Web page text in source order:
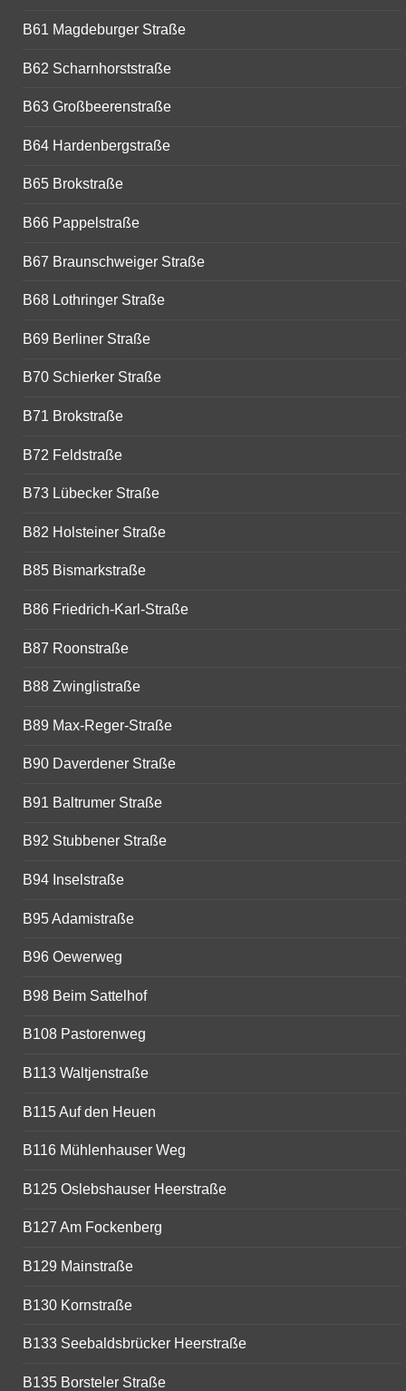
B61 Magdeburger Straße
B62 Scharnhorststraße
B63 Großbeerenstraße
B64 Hardenbergstraße
B65 Brokstraße
B66 Pappelstraße
B67 Braunschweiger Straße
B68 Lothringer Straße
B69 Berliner Straße
B70 Schierker Straße
B71 Brokstraße
B72 Feldstraße
B73 Lübecker Straße
B82 Holsteiner Straße
B85 Bismarkstraße
B86 Friedrich-Karl-Straße
B87 Roonstraße
B88 Zwinglistraße
B89 Max-Reger-Straße
B90 Daverdener Straße
B91 Baltrumer Straße
B92 Stubbener Straße
B94 Inselstraße
B95 Adamistraße
B96 Oewerweg
B98 Beim Sattelhof
B108 Pastorenweg
B113 Waltjenstraße
B115 Auf den Heuen
B116 Mühlenhauser Weg
B125 Oslebshauser Heerstraße
B127 Am Fockenberg
B129 Mainstraße
B130 Kornstraße
B133 Seebaldsbrücker Heerstraße
B135 Borsteler Straße